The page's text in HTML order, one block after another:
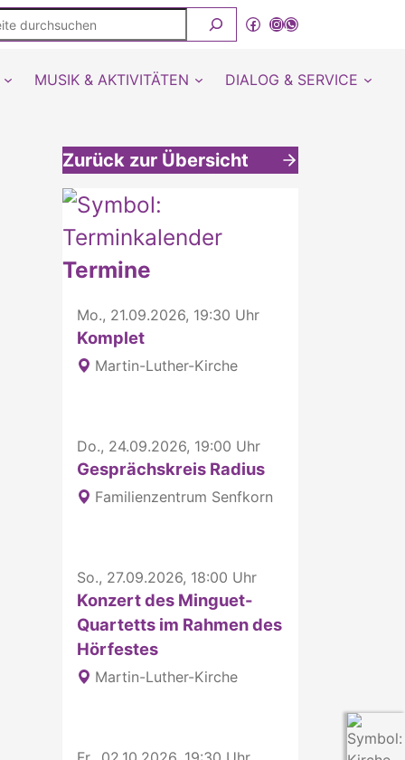
Facebook
Instagram
WhatsApp Kanal von detmold-lutherisch
MUSIK & AKTIVITÄTEN DIALOG & SERVICE
Zurück zur Übersicht
Weitere interessante Inhalte
Termine
Mo., 21.09.2026, 19:30 Uhr
Komplet
Martin-Luther-Kirche
Do., 24.09.2026, 19:00 Uhr
Gesprächskreis Radius
Familienzentrum Senfkorn
So., 27.09.2026, 18:00 Uhr
Konzert des Minguet-
Quartetts im Rahmen des
Hörfestes
Martin-Luther-Kirche